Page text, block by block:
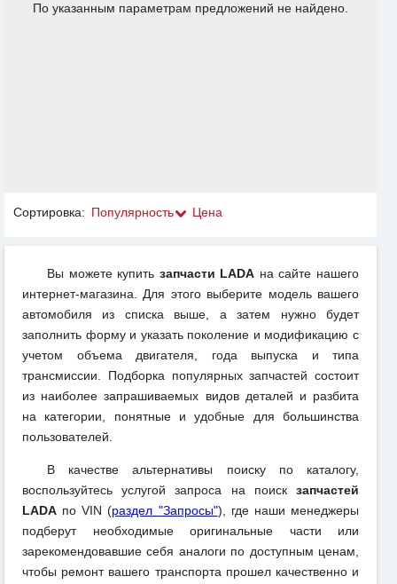
По указанным параметрам предложений не найдено.
Сортировка: Популярность Цена
Вы можете купить запчасти LADA на сайте нашего
интернет-магазина. Для этого выберите модель вашего
автомобиля из списка выше, а затем нужно будет
заполнить форму и указать поколение и модификацию с
учетом объема двигателя, года выпуска и типа
трансмиссии. Подборка популярных запчастей состоит
из наиболее запрашиваемых видов деталей и разбита
на категории, понятные и удобные для большинства
пользователей.
В качестве альтернативы поиску по каталогу,
воспользуйтесь услугой запроса на поиск запчастей
LADA по VIN (раздел "Запросы"), где наши менеджеры
подберут необходимые оригинальные части или
зарекомендовавшие себя аналоги по доступным ценам,
чтобы ремонт вашего транспорта прошел качественно и